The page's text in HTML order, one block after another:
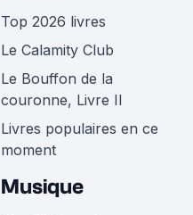
Top 2026 livres
Le Calamity Club
Le Bouffon de la
couronne, Livre II
Livres populaires en ce
moment
Musique